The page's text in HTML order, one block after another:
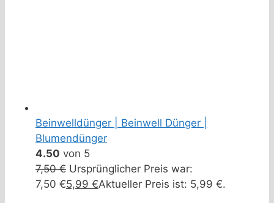
Beinwelldünger | Beinwell Dünger |
Blumendünger
4.50 von 5
7,50€ Ursprünglicher Preis war:
7,50 €5,99 €Aktueller Preis ist: 5,99 €.